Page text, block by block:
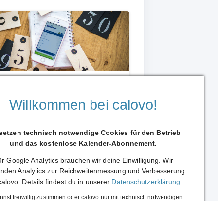
Willkommen bei calovo!
technisch notwendige Cookies für den Betrieb
und das kostenlose Kalender-Abonnement.
Google Analytics brauchen wir deine Einwilligung. Wir
Analytics zur Reichweitenmessung und Verbesserung
Details findest du in unserer Datenschutzerklärung
freiwillig zustimmen oder calovo nur mit technisch notwendigen